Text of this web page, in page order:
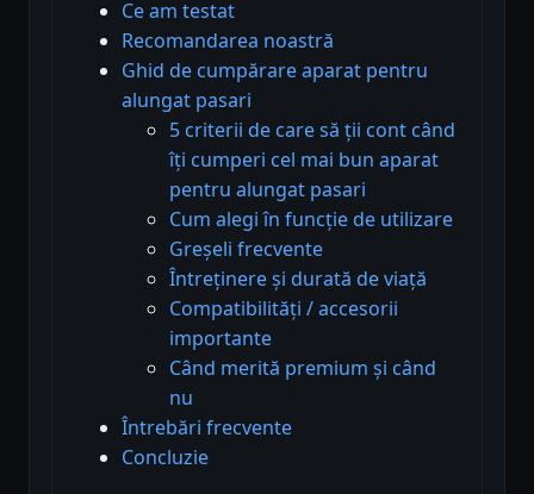
Ce am testat
Recomandarea noastră
Ghid de cumpărare aparat pentru
alungat pasari
5 criterii de care să ții cont când
îți cumperi cel mai bun aparat
pentru alungat pasari
Cum alegi în funcție de utilizare
Greșeli frecvente
Întreținere și durată de viață
Compatibilități / accesorii
importante
Când merită premium și când
nu
Întrebări frecvente
Concluzie